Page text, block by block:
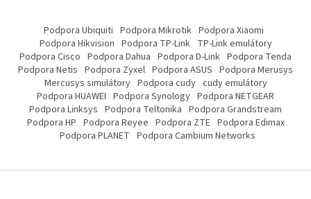
Podpora Ubiquiti Podpora Mikrotik Podpora Xiaomi
Podpora Hikvision Podpora TP-Link TP-Link emulátory
Podpora Cisco Podpora Dahua Podpora D-Link Podpora Tenda
Podpora Netis Podpora Zyxel Podpora ASUS Podpora Merusys
Mercusys simulátory Podpora cudy cudy emulátory
Podpora HUAWEI Podpora Synology Podpora NETGEAR
Podpora Linksys Podpora Teltonika Podpora Grandstream
Podpora HP Podpora Reyee Podpora ZTE Podpora Edimax
Podpora PLANET Podpora Cambium Networks